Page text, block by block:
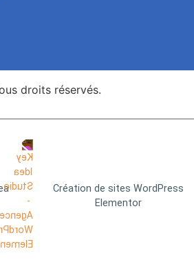
droits réservés.
Création de sites WordPress
Elementor